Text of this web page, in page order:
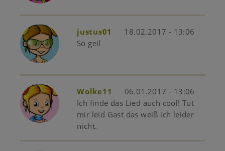
justus01
18.02.2017 - 13:06
So geil
Wolke11
06.01.2017 - 13:06
Ich finde das Lied auch cool! Tut
mir leid Gast das weiß ich leider
nicht.